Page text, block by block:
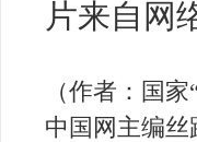
片来自网
（作者：国家
中国网主编丝